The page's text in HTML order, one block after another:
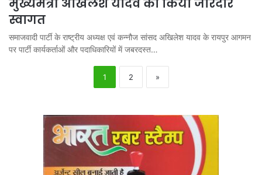
मुख्यमंत्री अखिलेश यादव का किया जोरदार
स्वागत
समाजवादी पार्टी के राष्ट्रीय अध्यक्ष एवं कन्नौज सांसद अखिलेश यादव के रायपुर आगमन
पर पार्टी कार्यकर्ताओं और पदाधिकारियों में जबरदस्त…
1 2 »